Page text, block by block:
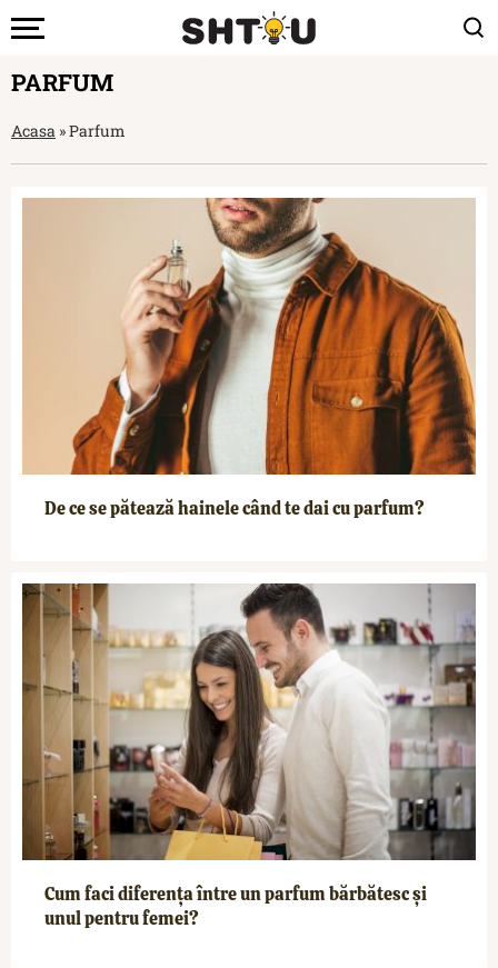
PARFUM
Acasa »Parfum
De ce se pătează hainele când te dai cu parfum?
Cum faci diferența între un parfum bărbătesc și
unul pentru femei?